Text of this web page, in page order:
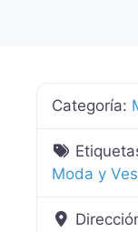
Categoría:
Moda y